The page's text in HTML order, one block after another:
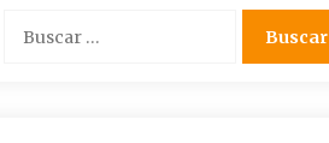
granizo y calor extremo en gran